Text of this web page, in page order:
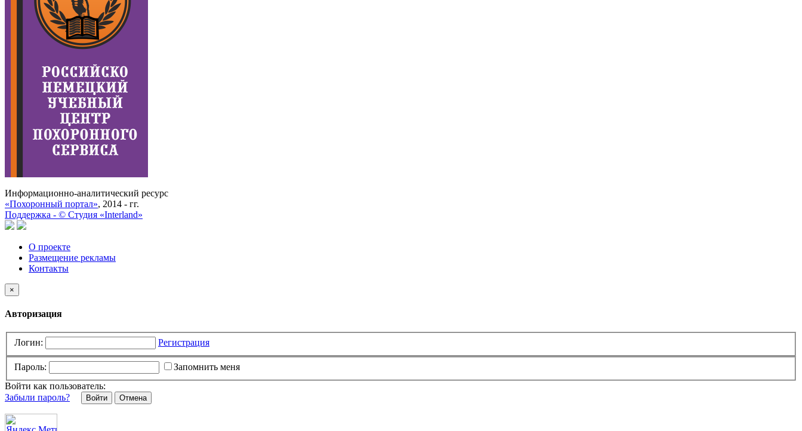
Информационно-аналитический ресурс
«Похоронный портал», 2014 - гг.
Поддержка - © Cтудия «Interland»
О проекте
Размещение рекламы
Контакты
×
Авторизация
Логин: Регистрация
Пароль:
Запомнить меня
Войти как пользователь:
Забыли пароль?
Отмена